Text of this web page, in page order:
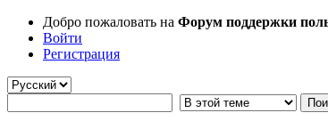
Добро пожаловать на Форум поддержки
Войти
Регистрация